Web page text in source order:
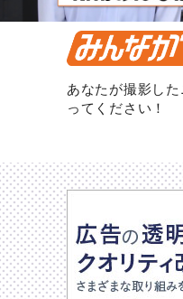
あなたが撮影し
ってください！